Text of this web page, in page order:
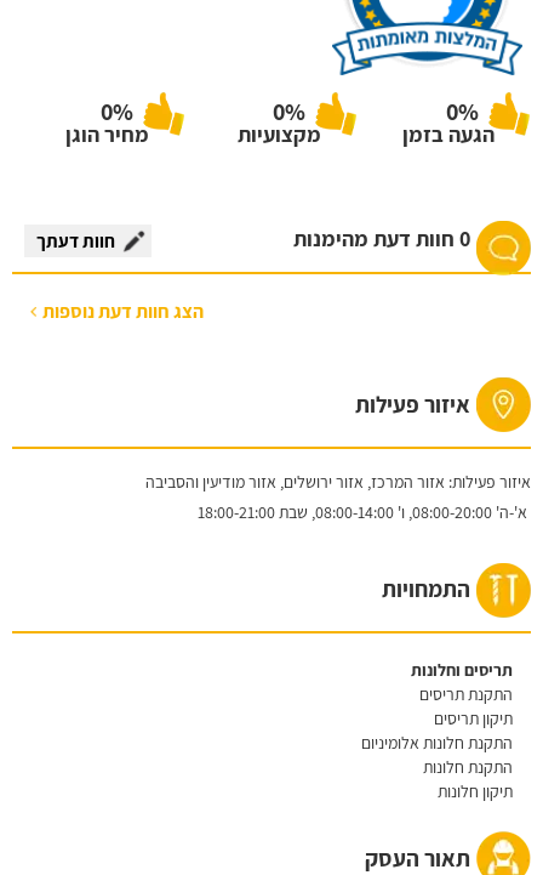
0%
הגעה בזמן
0%
מקצועיות
0%
מחיר הוגן
0 חוות דעת מהימנות חוות דעתך
הצג חוות דעת נוספות
איזור פעילות
איזור פעילות: אזור המרכז, אזור ירושלים, אזור מודיעין והסביבה
א'-ה'08:00-20:00, ו'08:00-14:00, שבת18:00-21:00
התמחויות
תריסים וחלונות
התקנת תריסים
תיקון תריסים
התקנת חלונות אלומיניום
התקנת חלונות
תיקון חלונות
תאור העסק